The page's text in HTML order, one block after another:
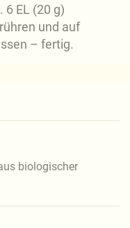
6 EL (20 g)
und auf
– fertig.
biologischer